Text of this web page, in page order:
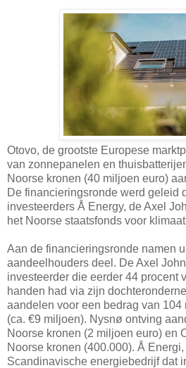
Otovo, de grootste Europese
van zonnepanelen en
Noorse kronen (40 miljoen euro)
De financieringsronde werd geleid
investeerders Å Energy, de Axel
het Noorse staatsfonds voor
Aan de financieringsronde namen
aandeelhouders deel. De Axel
investeerder die eerder 44 procent
handen had via zijn
aandelen voor een bedrag van
(ca. €9 miljoen). Nysnø ontving
Noorse kronen (2 miljoen euro) en
Noorse kronen (400.000). Å
Scandinavische energiebedrijf dat